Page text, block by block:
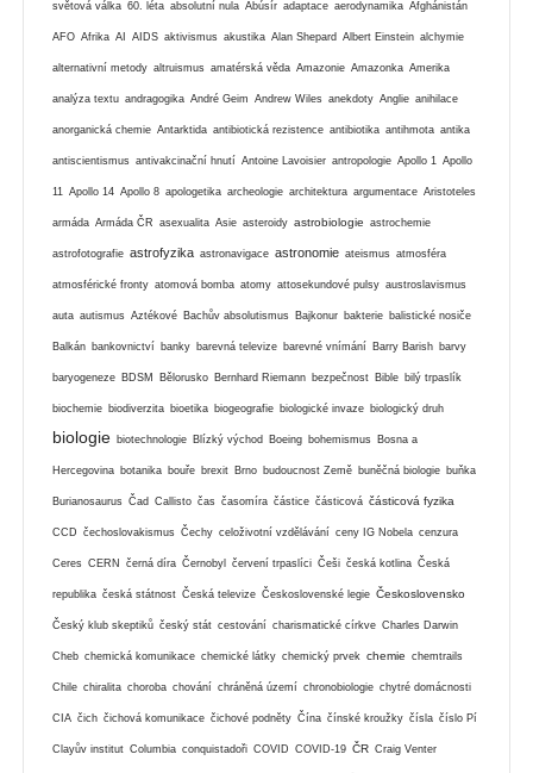
světová válka 60. léta absolutní nula Abúsír adaptace aerodynamika Afghánistán
AFO Afrika AI AIDS aktivismus akustika Alan Shepard Albert Einstein alchymie
alternativní metody altruismus amatérská věda Amazonie Amazonka Amerika
analýza textu andragogika André Geim Andrew Wiles anekdoty Anglie anihilace
anorganická chemie Antarktida antibiotická rezistence antibiotika antihmota antika
antiscientismus antivakcinační hnutí Antoine Lavoisier antropologie Apollo 1 Apollo
11 Apollo 14 Apollo 8 apologetika archeologie architektura argumentace Aristoteles
armáda Armáda ČR asexualita Asie asteroidy astrobiologie astrochemie
astrofotografie astrofyzika astronavigace astronomie ateismus atmosféra
atmosférické fronty atomová bomba atomy attosekundové pulsy austroslavismus
auta autismus Aztékové Bachův absolutismus Bajkonur bakterie balistické nosiče
Balkán bankovnictví banky barevná televize barevné vnímání Barry Barish barvy
baryogeneze BDSM Bělorusko Bernhard Riemann bezpečnost Bible bilý trpaslík
biochemie biodiverzita bioetika biogeografie biologické invaze biologický druh
biologie biotechnologie Blízký východ Boeing bohemismus Bosna a
Hercegovina botanika bouře brexit Brno budoucnost Země buněčná biologie buňka
Burianosaurus Čad Callisto čas časomíra částice částicová částicová fyzika
CCD čechoslovakismus Čechy celoživotní vzdělávání ceny IG Nobela cenzura
Ceres CERN černá díra Černobyl červení trpaslíci Češi česká kotlina Česká
republika česká státnost Česká televize Československé legie Československo
Český klub skeptiků český stát cestování charismatické církve Charles Darwin
Cheb chemická komunikace chemické látky chemický prvek chemie chemtrails
Chile chiralita choroba chování chráněná území chronobiologie chytré domácnosti
CIA čich čichová komunikace čichové podněty Čína čínské kroužky čísla číslo Pí
Clayův institut Columbia conquistadoři COVID COVID-19 ČR Craig Venter